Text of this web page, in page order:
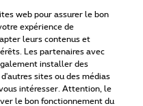
statement
web pour assurer le bon
expérience de
leurs contenus et
Les partenaires avec
installer des
sites ou des médias
intéresser. Attention, le
le bon fonctionnement du